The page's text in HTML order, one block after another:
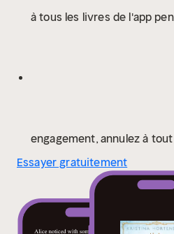
à tous les livres de l'app
engagement, annulez à
Essayer gratuitement